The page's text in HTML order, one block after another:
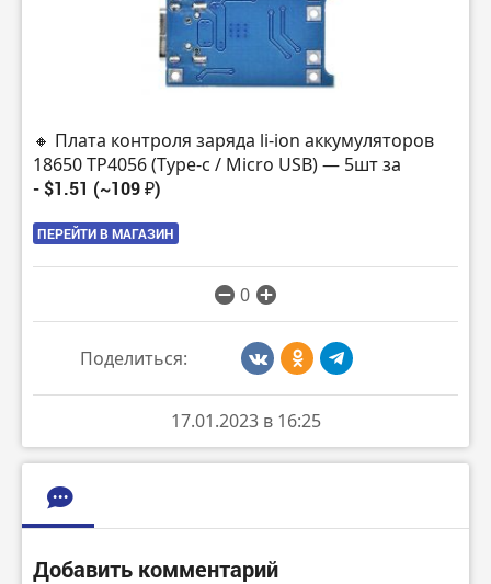
🔸 Плата контроля заряда li-ion аккумуляторов
18650 TP4056 (Type-c / Micro USB) — 5шт за
- $1.51 (~109 ₽)
ПЕРЕЙТИ В МАГАЗИН
0
Поделиться:
17.01.2023 в 16:25
Добавить комментарий